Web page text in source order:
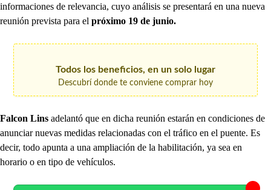
informaciones de relevancia, cuyo análisis se presentará en una nueva
reunión prevista para el próximo 19 de junio.
Todos los beneficios, en un solo lugar
Descubrí donde te conviene comprar hoy
Falcon Lins adelantó que en dicha reunión estarán en condiciones de
anunciar nuevas medidas relacionadas con el tráfico en el puente. Es
decir, todo apunta a una ampliación de la habilitación, ya sea en
horario o en tipo de vehículos.